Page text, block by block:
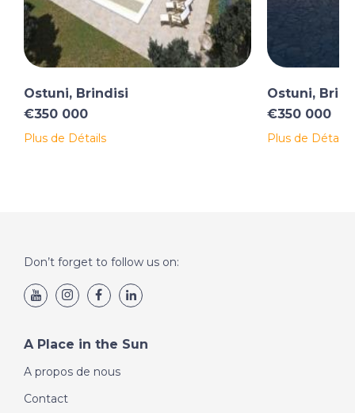
Ostuni, Brindisi
€350 000
Plus de Détails
Ostuni,
€350 000
Plus de Détails
Don’t forget to follow us on:
A Place in the Sun
A propos de nous
Contact